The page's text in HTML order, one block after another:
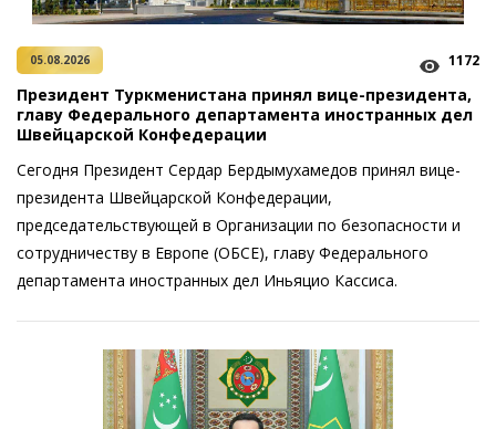
05.08.2026 1172
Президент Туркменистана принял вице-президента,
главу Федерального департамента иностранных дел
Швейцарской Конфедерации
Сегодня Президент Сердар Бердымухамедов принял вице-
президента Швейцарской Конфедерации,
председательствующей в Организации по безопасности и
сотрудничеству в Европе (ОБСЕ), главу Федерального
департамента иностранных дел Иньяцио Кассиса.